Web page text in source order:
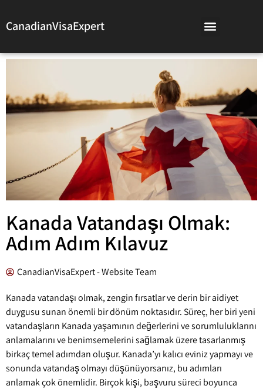
CanadianVisaExpert
Kanada Vatandaşı Olmak:
Adım Adım Kılavuz
CanadianVisaExpert - Website Team
Kanada vatandaşı olmak, zengin fırsatlar ve derin bir aidiyet
duygusu sunan önemli bir dönüm noktasıdır. Süreç, her biri yeni
vatandaşların Kanada yaşamının değerlerini ve sorumluluklarını
anlamalarını ve benimsemelerini sağlamak üzere tasarlanmış
birkaç temel adımdan oluşur. Kanada’yı kalıcı eviniz yapmayı ve
sonunda vatandaş olmayı düşünüyorsanız, bu adımları
anlamak çok önemlidir. Birçok kişi, başvuru süreci boyunca